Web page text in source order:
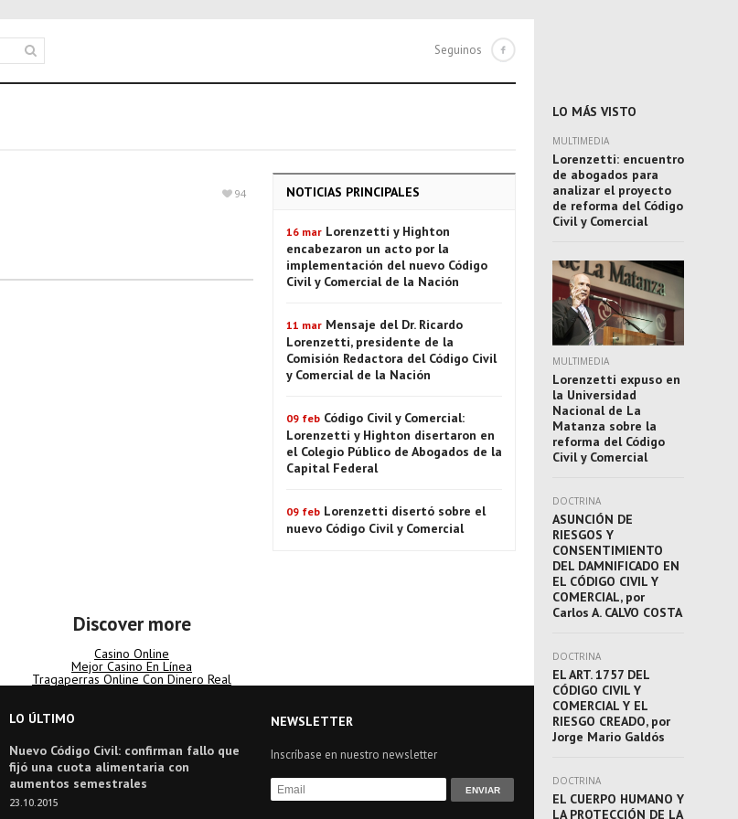
Seguinos
94 NOTICIAS PRINCIPALES
16 mar Lorenzetti y Highton
encabezaron un acto por la
implementación del nuevo Código
Civil y Comercial de la Nación
11 mar Mensaje del Dr. Ricardo
Lorenzetti, presidente de la
Comisión Redactora del Código Civil
y Comercial de la Nación
09 feb Código Civil y Comercial:
Lorenzetti y Highton disertaron en
el Colegio Público de Abogados de la
Capital Federal
09 feb Lorenzetti disertó sobre el
nuevo Código Civil y Comercial
Discover more
Casino Online
Mejor Casino En Línea
Tragaperras Online Con Dinero Real
LO ÚLTIMO
Nuevo Código Civil: confirman fallo que
fijó una cuota alimentaria con
aumentos semestrales
23.10.2015
NEWSLETTER
Inscríbase en nuestro newsletter
LO MÁS VISTO
MULTIMEDIA
Lorenzetti: encuentro
de abogados para
analizar el proyecto
de reforma del Código
Civil y Comercial
MULTIMEDIA
Lorenzetti expuso en
la Universidad
Nacional de La
Matanza sobre la
reforma del Código
Civil y Comercial
DOCTRINA
ASUNCIÓN DE
RIESGOS Y
CONSENTIMIENTO
DEL DAMNIFICADO EN
EL CÓDIGO CIVIL Y
COMERCIAL, por
Carlos A. CALVO COSTA
DOCTRINA
EL ART. 1757 DEL
CÓDIGO CIVIL Y
COMERCIAL Y EL
RIESGO CREADO, por
Jorge Mario Galdós
DOCTRINA
EL CUERPO HUMANO Y
LA PROTECCIÓN DE LA